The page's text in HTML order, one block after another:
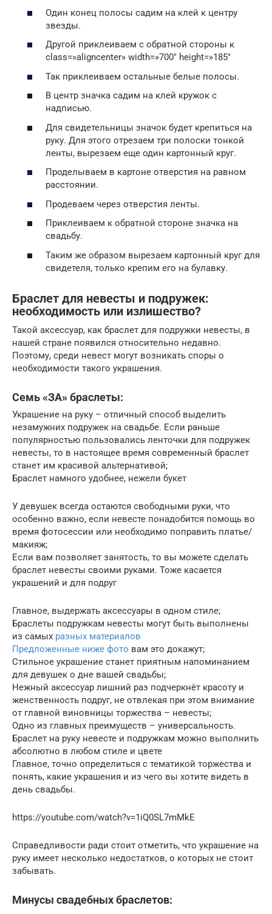
Один конец полосы садим на клей к центру
звезды.
Другой приклеиваем с обратной стороны к
class=»aligncenter» width=»700″ height=»185″
Так приклеиваем остальные белые полосы.
В центр значка садим на клей кружок с
надписью.
Для свидетельницы значок будет крепиться на
руку. Для этого отрезаем три полоски тонкой
ленты, вырезаем еще один картонный круг.
Проделываем в картоне отверстия на равном
расстоянии.
Продеваем через отверстия ленты.
Приклеиваем к обратной стороне значка на
свадьбу.
Таким же образом вырезаем картонный круг для
свидетеля, только крепим его на булавку.
Браслет для невесты и подружек:
необходимость или излишество?
Такой аксессуар, как браслет для подружки невесты, в
нашей стране появился относительно недавно.
Поэтому, среди невест могут возникать споры о
необходимости такого украшения.
Семь «ЗА» браслеты:
Украшение на руку – отличный способ выделить
незамужних подружек на свадьбе. Если раньше
популярностью пользовались ленточки для подружек
невесты, то в настоящее время современный браслет
станет им красивой альтернативой;
Браслет намного удобнее, нежели букет
У девушек всегда остаются свободными руки, что
особенно важно, если невесте понадобится помощь во
время фотосессии или необходимо поправить платье/
макияж;
Если вам позволяет занятость, то вы можете сделать
браслет невесты своими руками. Тоже касается
украшений и для подруг
Главное, выдержать аксессуары в одном стиле;
Браслеты подружкам невесты могут быть выполнены
из самых разных материалов
Предложенные ниже фото вам это докажут;
Стильное украшение станет приятным напоминанием
для девушек о дне вашей свадьбы;
Нежный аксессуар лишний раз подчеркнёт красоту и
женственность подруг, не отвлекая при этом внимание
от главной виновницы торжества – невесты;
Одно из главных преимуществ – универсальность.
Браслет на руку невесте и подружкам можно выполнить
абсолютно в любом стиле и цвете
Главное, точно определиться с тематикой торжества и
понять, какие украшения и из чего вы хотите видеть в
день свадьбы.
https://youtube.com/watch?v=1iQ0SL7mMkE
Справедливости ради стоит отметить, что украшение на
руку имеет несколько недостатков, о которых не стоит
забывать.
Минусы свадебных браслетов: